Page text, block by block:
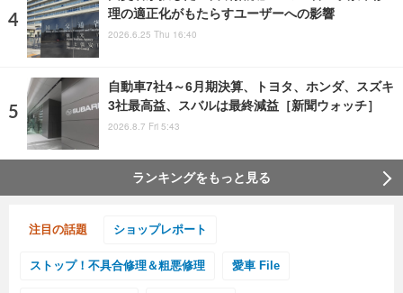
理の適正化がもたらすユーザーへの影響
2026.6.25 Thu 16:40
自動車7社4～6月期決算、トヨタ、ホンダ、スズキ
3社最高益、スバルは最終減益［新聞ウォッチ］
2026.8.7 Fri 5:43
ランキングをもっと見る
注目の話題 ショップレポート
ストップ！不具合修理＆粗悪修理 愛車 File